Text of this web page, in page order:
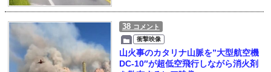
38 コメント
衝撃映像
山火事のカタリナ山脈を”大型航空機
DC-10″が超低空飛行しながら消火剤